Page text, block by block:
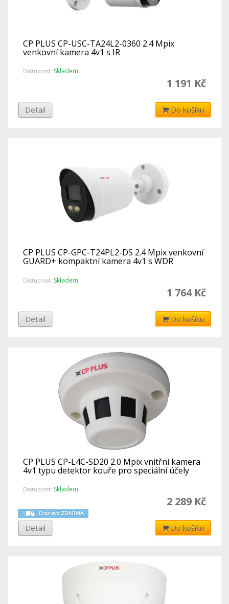
CP PLUS CP-USC-TA24L2-0360 2.4 Mpix
venkovní kamera 4v1 s IR
Dostupnost: Skladem
1 191 Kč
Detail Do košíku
CP PLUS CP-GPC-T24PL2-DS 2.4 Mpix venkovní
GUARD+ kompaktní kamera 4v1 s WDR
Dostupnost: Skladem
1 764 Kč
Detail Do košíku
CP PLUS CP-L4C-SD20 2.0 Mpix vnitřní kamera
4v1 typu detektor kouře pro speciální účely
Dostupnost: Skladem
2 289 Kč
Detail Do košíku